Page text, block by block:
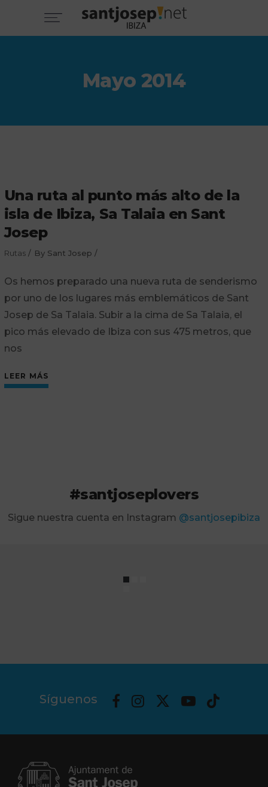
Mayo 2014
Una ruta al punto más alto de la
isla de Ibiza, Sa Talaia en Sant
Josep
Rutas By Sant Josep
Os hemos preparado una nueva ruta de senderismo
por uno de los lugares más emblemáticos de Sant
Josep de Sa Talaia. Subir a la cima de Sa Talaia, el
pico más elevado de Ibiza con sus 475 metros, que
nos
LEER MÁS
#santjoseplovers
Sigue nuestra cuenta en Instagram @santjosepibiza
Síguenos